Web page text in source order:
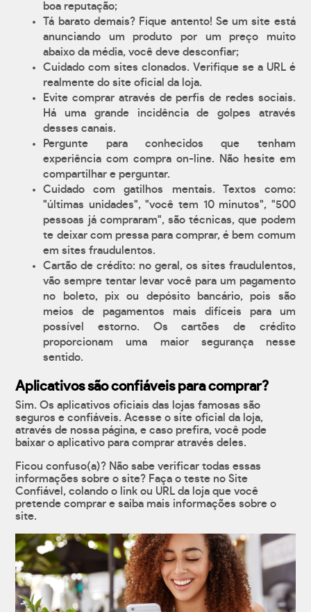
boa reputação;
Tá barato demais? Fique antento! Se um site está
anunciando um produto por um preço muito
abaixo da média, você deve desconfiar;
Cuidado com sites clonados. Verifique se a URL é
realmente do site oficial da loja.
Evite comprar através de perfis de redes sociais.
Há uma grande incidência de golpes através
desses canais.
Pergunte para conhecidos que tenham
experiência com compra on-line. Não hesite em
compartilhar e perguntar.
Cuidado com gatilhos mentais. Textos como:
"últimas unidades", "você tem 10 minutos", "500
pessoas já compraram", são técnicas, que podem
te deixar com pressa para comprar, é bem comum
em sites fraudulentos.
Cartão de crédito: no geral, os sites fraudulentos,
vão sempre tentar levar você para um pagamento
no boleto, pix ou depósito bancário, pois são
meios de pagamentos mais difíceis para um
possível estorno. Os cartões de crédito
proporcionam uma maior segurança nesse
sentido.
Aplicativos são confiáveis para comprar?
Sim. Os aplicativos oficiais das lojas famosas são
seguros e confiáveis. Acesse o site oficial da loja,
através de nossa página, e caso prefira, você pode
baixar o aplicativo para comprar através deles.
Ficou confuso(a)? Não sabe verificar todas essas
informações sobre o site? Faça o teste no Site
Confiável, colando o link ou URL da loja que você
pretende comprar e saiba mais informações sobre o
site.